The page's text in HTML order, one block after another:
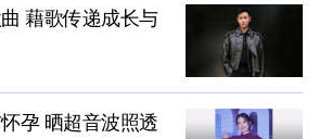
藉歌传递成长与
孕 晒超音波照透